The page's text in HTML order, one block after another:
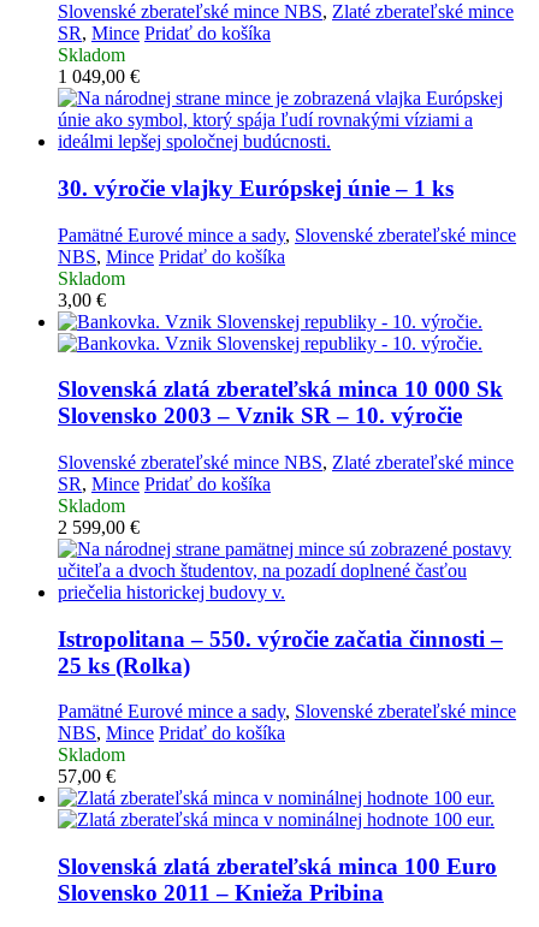
Slovenské zberateľské mince NBS, Zlaté zberateľské mince
SR, Mince Pridať do košíka
Skladom
1 049,00 €
30. výročie vlajky Európskej únie – 1 ks
Pamätné Eurové mince a sady, Slovenské zberateľské mince
NBS, Mince Pridať do košíka
Skladom
3,00 €
Slovenská zlatá zberateľská minca 10 000 Sk
Slovensko 2003 – Vznik SR – 10. výročie
Slovenské zberateľské mince NBS, Zlaté zberateľské mince
SR, Mince Pridať do košíka
Skladom
2 599,00 €
Istropolitana – 550. výročie začatia činnosti –
25 ks (Rolka)
Pamätné Eurové mince a sady, Slovenské zberateľské mince
NBS, Mince Pridať do košíka
Skladom
57,00 €
Slovenská zlatá zberateľská minca 100 Euro
Slovensko 2011 – Knieža Pribina